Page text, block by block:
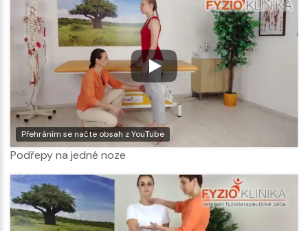
Přehráním se načte obsah z YouTube
Podřepy na jedné noze